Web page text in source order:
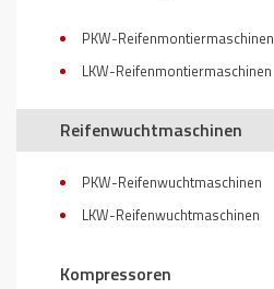
PKW-Reifenmontiermaschinen
LKW-Reifenmontiermaschinen
Reifenwuchtmaschinen
PKW-Reifenwuchtmaschinen
LKW-Reifenwuchtmaschinen
Kompressoren